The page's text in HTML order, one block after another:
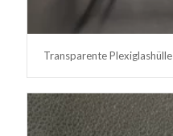
Transparente Plexiglashülle